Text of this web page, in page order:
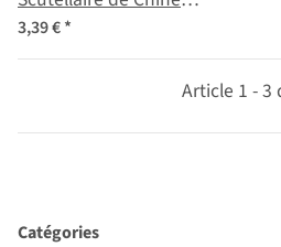
(Scutellaria baicalensis)
graines
3,39 €*
Article 1 - 3
Catégories